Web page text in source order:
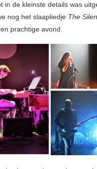
in de kleinste details was
nog het slaapliedje The
prachtige avond.